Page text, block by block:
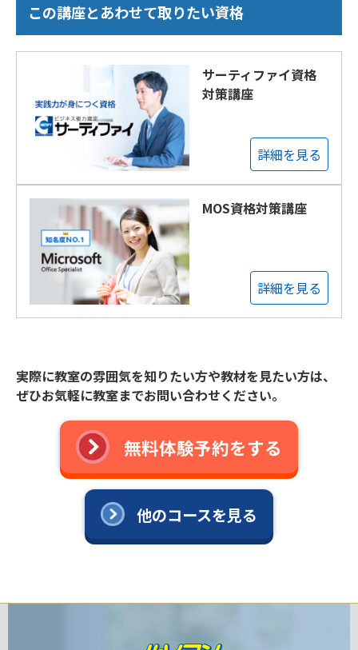
この講座とあわせて取りたい資格
サーティファイ資格
対策講座
詳細を見る
MOS資格対策講座
詳細を見る
実際に教室の雰囲気を知りたい方や教材を見たい方は、
ぜひお気軽に教室までお問い合わせください。
無料体験予約をする
他のコースを見る